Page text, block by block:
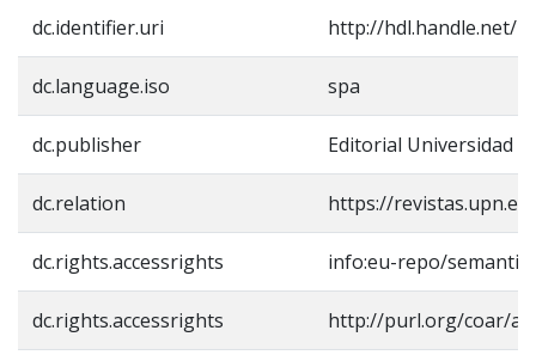
dc.identifier.uri http://hdl.handle.net/
dc.language.iso spa
dc.publisher Editorial Universidad
dc.relation https://
dc.rights.accessrights info:eu-repo/
dc.rights.accessrights http://purl.org/coar/